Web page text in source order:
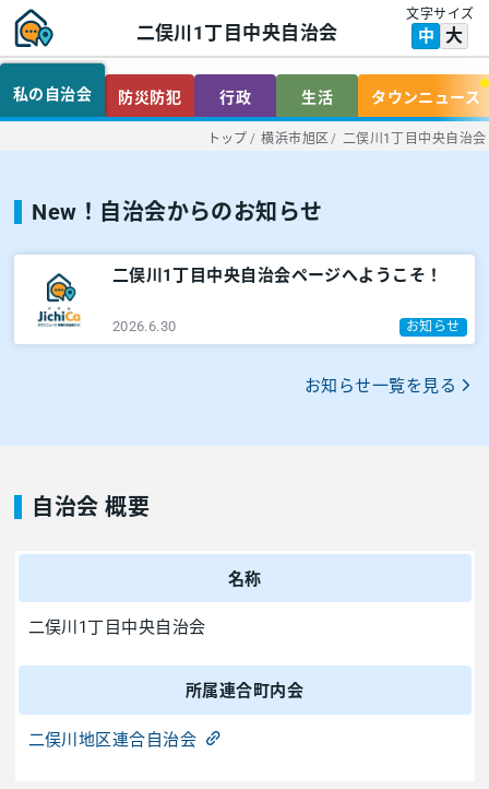
二俣川1丁目中央自治会
文字サイズ
中 大
私の自治会 防災防犯 行政 生活 タウンニュース
トップ / 横浜市旭区 / 二俣川1丁目中央自治会
New！自治会からのお知らせ
二俣川1丁目中央自治会ページへようこそ！
2026.6.30 お知らせ
お知らせ一覧を見る
自治会 概要
名称
二俣川1丁目中央自治会
所属連合町内会
二俣川地区連合自治会